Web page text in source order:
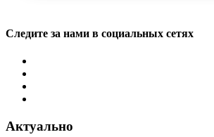
Следите за нами в социальных сетях
Актуально